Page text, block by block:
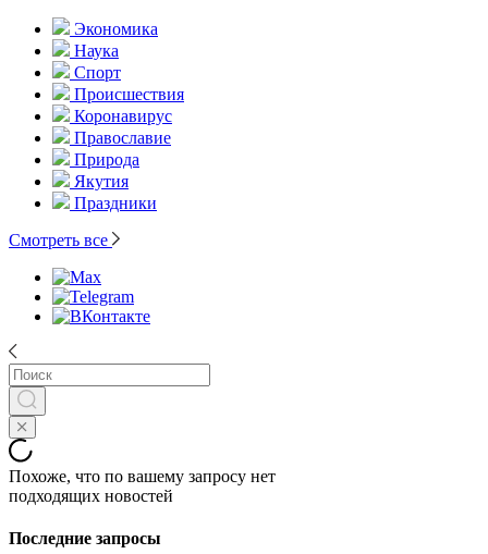
Экономика
Наука
Спорт
Происшествия
Коронавирус
Православие
Природа
Якутия
Праздники
Смотреть все
Похоже, что по вашему запросу нет
подходящих новостей
Последние запросы